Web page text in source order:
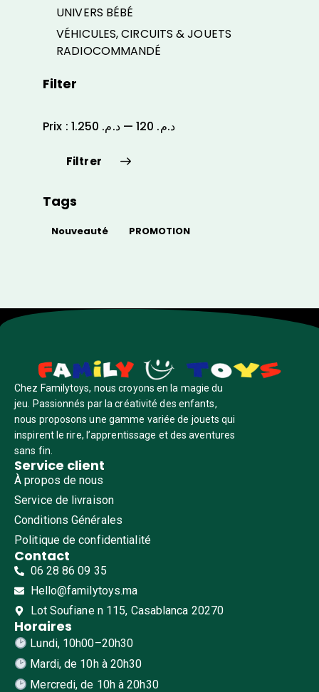
UNIVERS BÉBÉ
VÉHICULES, CIRCUITS & JOUETS
RADIOCOMMANDÉ
Filter
Filtrer
Prix : د.م. 120 —د.م. 1.250
Tags
Nouveauté PROMOTION
Chez Familytoys, nous croyons en la magie du
jeu. Passionnés par la créativité des enfants,
nous proposons une gamme variée de jouets qui
inspirent le rire, l’apprentissage et des aventures
sans fin.
Service client
À propos de nous
Service de livraison
Conditions Générales
Politique de confidentialité
Contact
06 28 86 09 35
Hello@familytoys.ma
Lot Soufiane n 115, Casablanca 20270
Horaires
Lundi, 10h00–20h30
Mardi, de 10h à 20h30
Mercredi, de 10h à 20h30